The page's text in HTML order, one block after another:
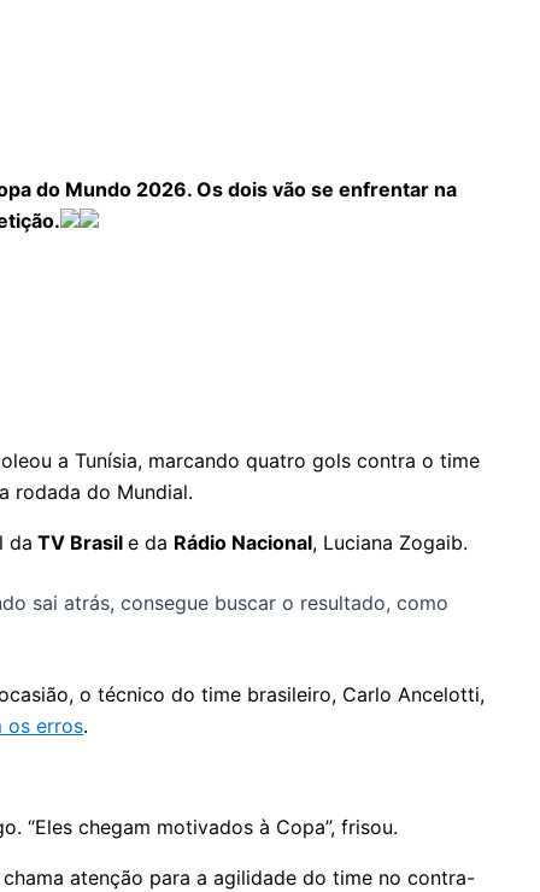
do Mundo 2026. Os dois vão se enfrentar na
a Tunísia, marcando quatro gols contra o time
rodada do Mundial.
da TV Brasil e da Rádio Nacional, Luciana Zogaib.
sai atrás, consegue buscar o resultado, como
o técnico do time brasileiro, Carlo Ancelotti,
os erros.
“Eles chegam motivados à Copa”, frisou.
chama atenção para a agilidade do time no contra-